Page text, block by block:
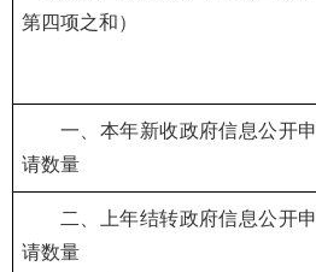
第四项之和）
一、本年新收政府信息公开申
请数量
二、上年结转政府信息公开申
请数量